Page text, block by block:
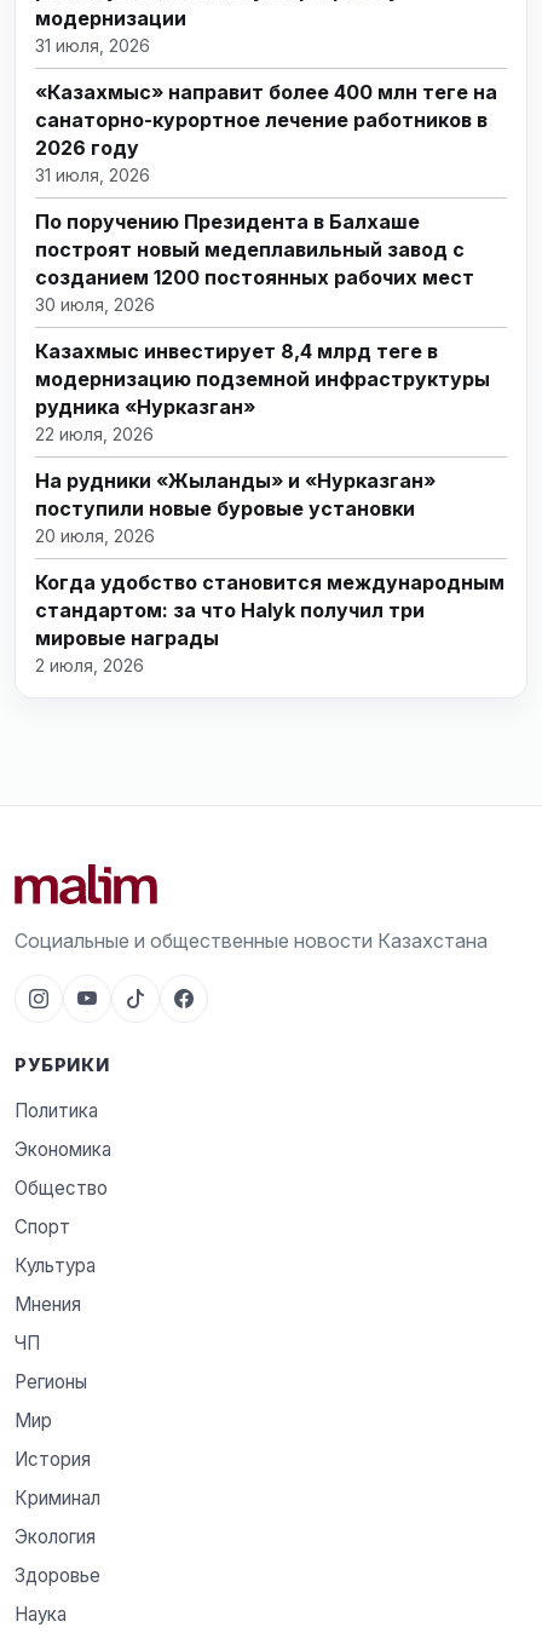
модернизации
31 июля, 2026
«Казахмыс» направит более 400 млн теңге на
санаторно-курортное лечение работников в
2026 году
31 июля, 2026
По поручению Президента в Балхаше
построят новый медеплавильный завод с
созданием 1200 постоянных рабочих мест
30 июля, 2026
Казахмыс инвестирует 8,4 млрд теңге в
модернизацию подземной инфраструктуры
рудника «Нурказган»
22 июля, 2026
На рудники «Жыланды» и «Нурказган»
поступили новые буровые установки
20 июля, 2026
Когда удобство становится международным
стандартом: за что Halyk получил три
мировые награды
2 июля, 2026
Социальные и общественные новости Казахстана
РУБРИКИ
Политика
Экономика
Общество
Спорт
Культура
Мнения
ЧП
Регионы
Мир
История
Криминал
Экология
Здоровье
Наука